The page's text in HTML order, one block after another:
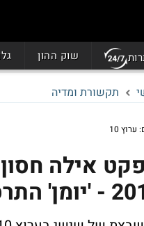
שוק ההון
תקשורת ומדיה
ערוץ 10
אילה
התרסקה